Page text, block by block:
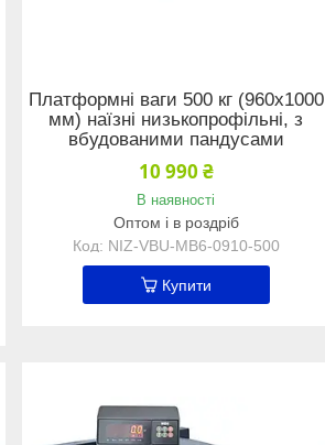
Платформні ваги 500 кг (960х1000
мм) наїзні низькопрофільні, з
вбудованими пандусами
10 990 ₴
В наявності
Оптом і в роздріб
NIZ-VBU-MB6-0910-500
Купити